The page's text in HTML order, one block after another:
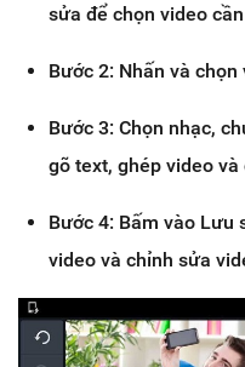
sửa để chọn video
Bước 2: Nhấn và chọn
Bước 3: Chọn nhạc,
gõ text, ghép video và
Bước 4: Bấm vào Lưu
video và chỉnh sửa